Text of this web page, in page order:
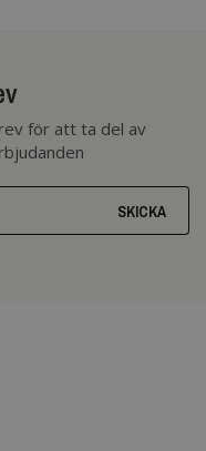
för att ta del av
SKICKA